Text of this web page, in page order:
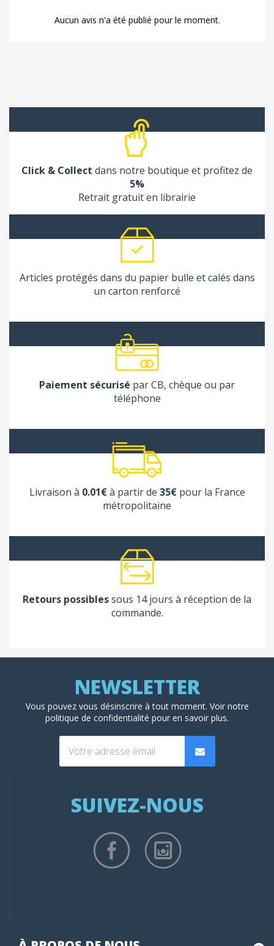
Aucun avis n'a été publié pour le moment.
Click & Collect dans notre boutique et profitez de
5%
Retrait gratuit en librairie
Articles protégés dans du papier bulle et calés dans
un carton renforcé
Paiement sécurisé par CB, chèque ou par
téléphone
Livraison à 0.01€à partir de 35€pour la France
métropolitaine
Retours possiblessous 14 jours à réception de la
commande.
Vous pouvez vous désinscrire à tout moment. Voir notre
politique de confidentialité pour en savoir plus.
SUIVEZ-NOUS